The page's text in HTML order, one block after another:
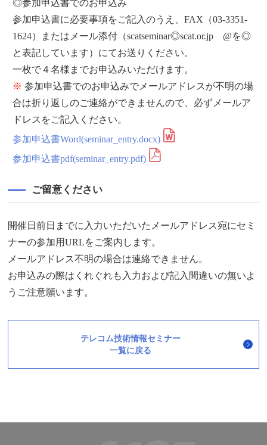
◎参加申込書でのお申込み
参加申込書に必要事項をご記入のうえ、FAX（03-3351-
1624）またはメール添付（scatseminar◎scat.or.jp @を◎
と表記しています）にてお送りください。
一枚で４名様までお申込みいただけます。
※参加申込書でのお申込みでメールアドレスが不明の場
合は折り返しのご連絡ができませんので、必ずメールア
ドレスをご記入ください。
参加申込書Word(seminar_entry.docx)
参加申込書pdf(seminar_entry.pdf)
ご留意ください
開催日前日までに入力いただいたメールアドレス宛にセミ
ナーの参加用URLをご案内します。
メールアドレス不明の場合は連絡できません。
お申込みの際はくれぐれも入力および記入間違いの無いよ
うご注意願います。
テレコム技術情報セミナー
一覧に戻る